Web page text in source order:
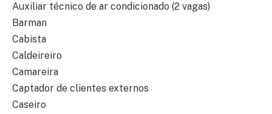
Auxiliar técnico de ar condicionado (2 vagas)
Barman
Cabista
Caldeireiro
Camareira
Captador de clientes externos
Caseiro